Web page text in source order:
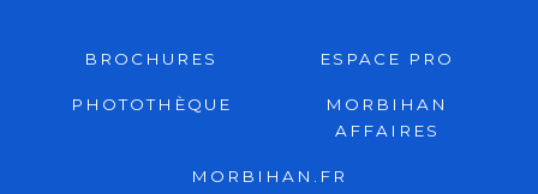
BROCHURES ESPACE PRO
PHOTOTHÈQUE
MORBIHAN
AFFAIRES
MORBIHAN.FR